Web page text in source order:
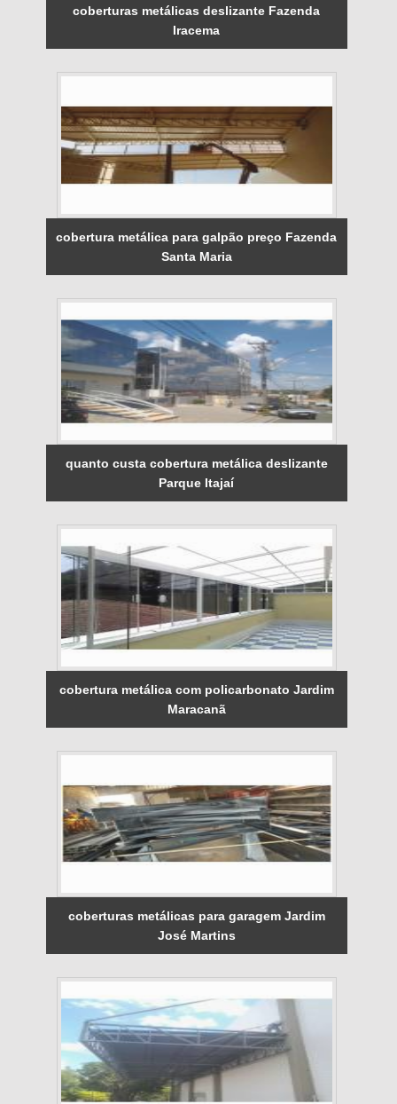
coberturas metálicas deslizante Fazenda
Iracema
cobertura metálica para galpão preço Fazenda
Santa Maria
quanto custa cobertura metálica deslizante
Parque Itajaí
cobertura metálica com policarbonato Jardim
Maracanã
coberturas metálicas para garagem Jardim
José Martins